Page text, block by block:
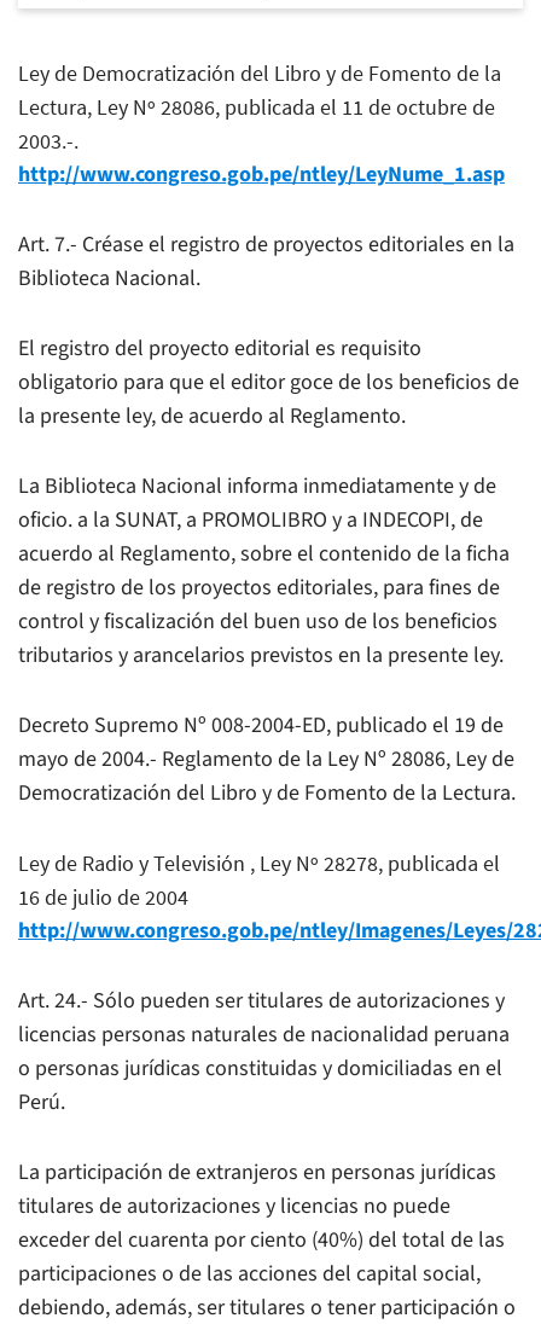
Ley de Democratización del Libro y de Fomento de la
Lectura, Ley Nº 28086, publicada el 11 de octubre de
2003.-.
http://www.congreso.gob.pe/ntley/LeyNume_1.asp
Art. 7.- Créase el registro de proyectos editoriales en la
Biblioteca Nacional.
El registro del proyecto editorial es requisito
obligatorio para que el editor goce de los beneficios de
la presente ley, de acuerdo al Reglamento.
La Biblioteca Nacional informa inmediatamente y de
oficio. a la SUNAT, a PROMOLIBRO y a INDECOPI, de
acuerdo al Reglamento, sobre el contenido de la ficha
de registro de los proyectos editoriales, para fines de
control y fiscalización del buen uso de los beneficios
tributarios y arancelarios previstos en la presente ley.
Decreto Supremo Nº 008-2004-ED, publicado el 19 de
mayo de 2004.- Reglamento de la Ley Nº 28086, Ley de
Democratización del Libro y de Fomento de la Lectura.
Ley de Radio y Televisión , Ley Nº 28278, publicada el
16 de julio de 2004
http://www.congreso.gob.pe/ntley/Imagenes/Leyes/
Art. 24.- Sólo pueden ser titulares de autorizaciones y
licencias personas naturales de nacionalidad peruana
o personas jurídicas constituidas y domiciliadas en el
Perú.
La participación de extranjeros en personas jurídicas
titulares de autorizaciones y licencias no puede
exceder del cuarenta por ciento (40%) del total de las
participaciones o de las acciones del capital social,
debiendo, además, ser titulares o tener participación o